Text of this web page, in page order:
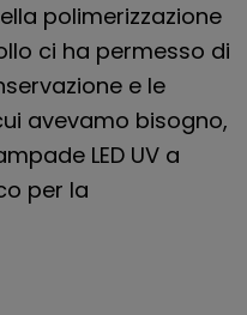
polimerizzazione
ci ha permesso di
e le
avevamo bisogno,
LED UV a
per la